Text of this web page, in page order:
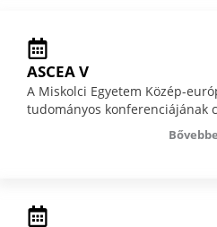
ASCEA V
A Miskolci Egyetem Közép-
tudományos konferenciájának